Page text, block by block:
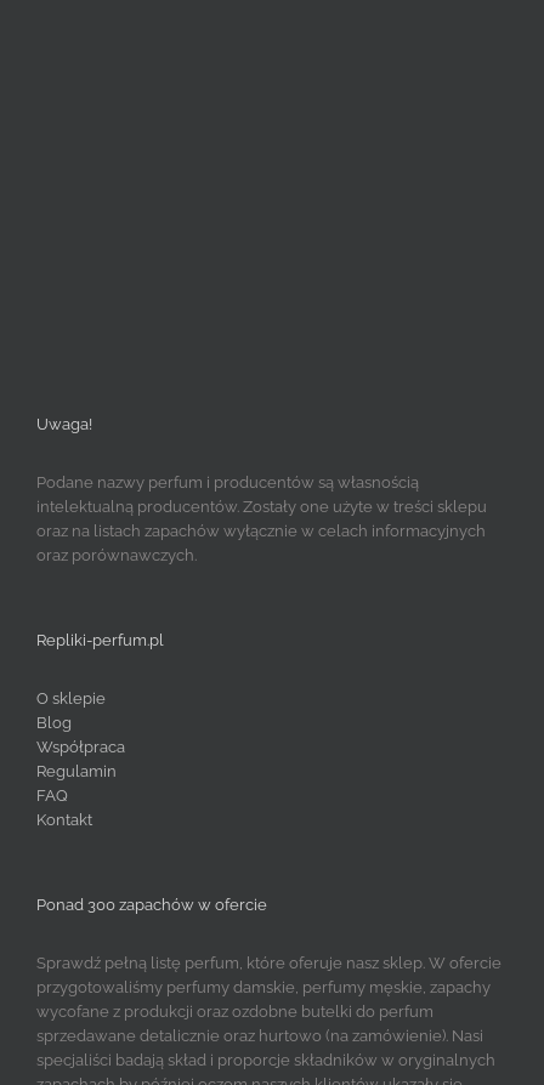
Uwaga!
Podane nazwy perfum i producentów są własnością
intelektualną producentów. Zostały one użyte w treści sklepu
oraz na listach zapachów wyłącznie w celach informacyjnych
oraz porównawczych.
Repliki-perfum.pl
O sklepie
Blog
Współpraca
Regulamin
FAQ
Kontakt
Ponad 300 zapachów w ofercie
Sprawdź pełną listę perfum, które oferuje nasz sklep. W ofercie
przygotowaliśmy perfumy damskie, perfumy męskie, zapachy
wycofane z produkcji oraz ozdobne butelki do perfum
sprzedawane detalicznie oraz hurtowo (na zamówienie). Nasi
specjaliści badają skład i proporcje składników w oryginalnych